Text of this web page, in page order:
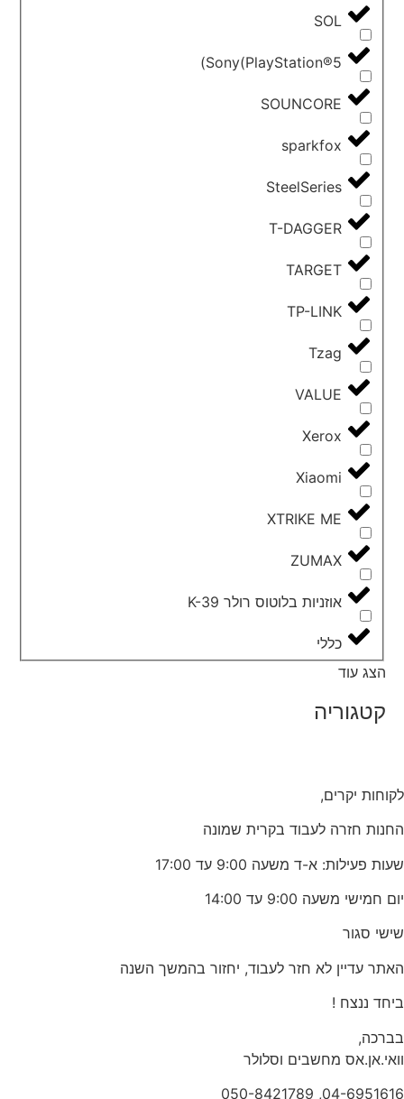
SOL
Sony(PlayStation®5)
SOUNCORE
sparkfox
SteelSeries
T-DAGGER
TARGET
TP-LINK
Tzag
VALUE
Xerox
Xiaomi
XTRIKE ME
ZUMAX
אוזניות בלוטוס רולר K-39
כללי
הצג עוד
קטגוריה
לקוחות יקרים,
החנות חזרה לעבוד בקרית שמונה
שעות פעילות: א-ד משעה 9:00 עד 17:00
יום חמישי משעה 9:00 עד 14:00
שישי סגור
האתר עדיין לא חזר לעבוד, יחזור בהמשך השנה
ביחד ננצח !
בברכה,
וואי.אן.אס מחשבים וסלולר
04-6951616, 050-8421789